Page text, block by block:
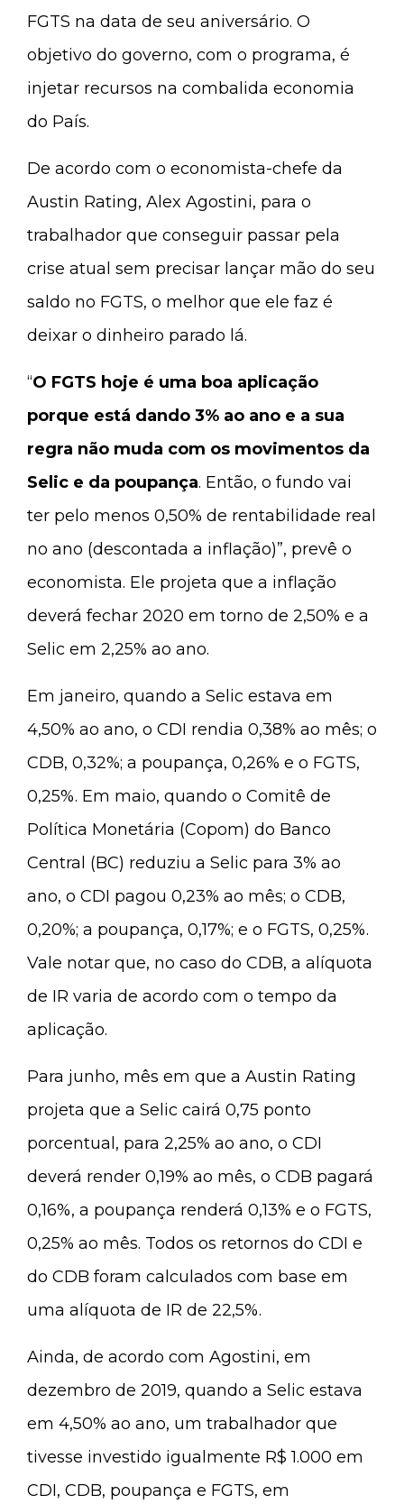
FGTS na data de seu aniversário. O
objetivo do governo, com o programa, é
injetar recursos na combalida economia
do País.
De acordo com o economista-chefe da
Austin Rating, Alex Agostini, para o
trabalhador que conseguir passar pela
crise atual sem precisar lançar mão do seu
saldo no FGTS, o melhor que ele faz é
deixar o dinheiro parado lá.
“O FGTS hoje é uma boa aplicação
porque está dando 3% ao ano e a sua
regra não muda com os movimentos da
Selic e da poupança. Então, o fundo vai
ter pelo menos 0,50% de rentabilidade real
no ano (descontada a inflação)”, prevê o
economista. Ele projeta que a inflação
deverá fechar 2020 em torno de 2,50% e a
Selic em 2,25% ao ano.
Em janeiro, quando a Selic estava em
4,50% ao ano, o CDI rendia 0,38% ao mês; o
CDB, 0,32%; a poupança, 0,26% e o FGTS,
0,25%. Em maio, quando o Comitê de
Política Monetária (Copom) do Banco
Central (BC) reduziu a Selic para 3% ao
ano, o CDI pagou 0,23% ao mês; o CDB,
0,20%; a poupança, 0,17%; e o FGTS, 0,25%.
Vale notar que, no caso do CDB, a alíquota
de IR varia de acordo com o tempo da
aplicação.
Para junho, mês em que a Austin Rating
projeta que a Selic cairá 0,75 ponto
porcentual, para 2,25% ao ano, o CDI
deverá render 0,19% ao mês, o CDB pagará
0,16%, a poupança renderá 0,13% e o FGTS,
0,25% ao mês. Todos os retornos do CDI e
do CDB foram calculados com base em
uma alíquota de IR de 22,5%.
Ainda, de acordo com Agostini, em
dezembro de 2019, quando a Selic estava
em 4,50% ao ano, um trabalhador que
tivesse investido igualmente R$ 1.000 em
CDI, CDB, poupança e FGTS, em